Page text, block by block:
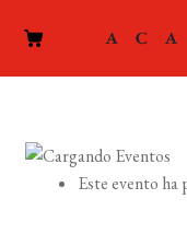
Este evento ha